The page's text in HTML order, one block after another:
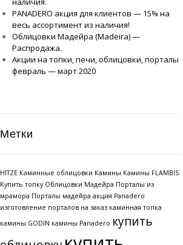
PANADERO акция для клиентов — 15% на
весь ассортимент из наличия!
Облицовки Мадейра (Мadeira) —
Распродажа.
Акции на топки, печи, облицовки, порталы
февраль — март 2020
Метки
HITZE Каминные облицовки Камины Камины FLAMBIS
Купить топку Облицовки Мадейра Порталы из
мрамора Порталы мадейра акция Panadero
изготовление порталов на заказ каминная топка
камины GODIN камины Panadero купить